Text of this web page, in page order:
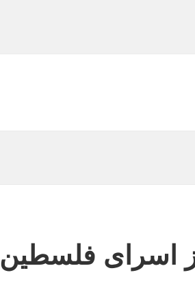
اسرای فلسطین